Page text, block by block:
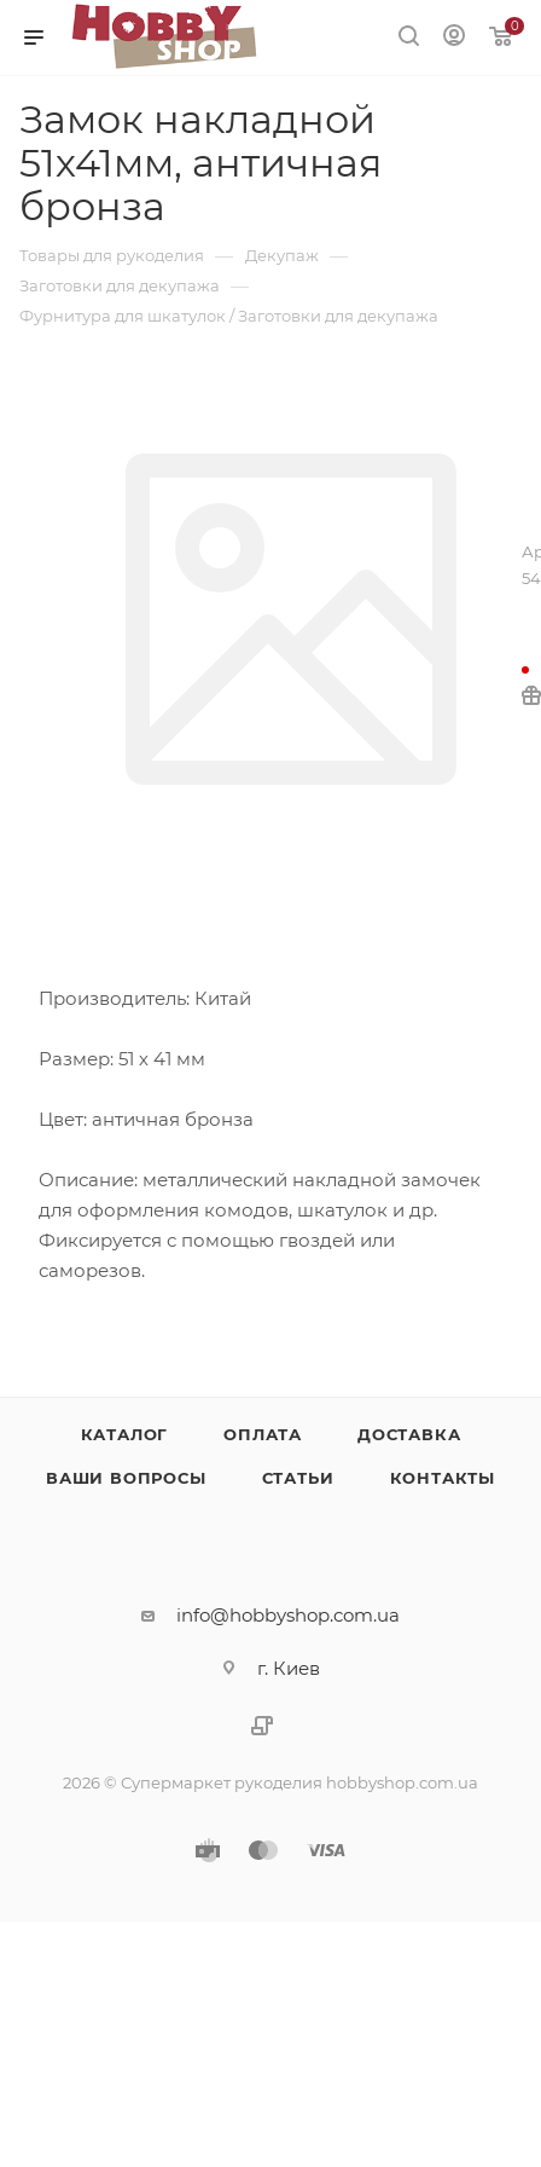
0
Замок накладной
51х41мм, античная
бронза
Товары для рукоделия — Декупаж —
Заготовки для декупажа —
Фурнитура для шкатулок / Заготовки для декупажа
Производитель: Китай
Размер: 51 х 41 мм
Цвет: античная бронза
Описание: металлический накладной замочек
для оформления комодов, шкатулок и др.
Фиксируется с помощью гвоздей или
саморезов.
КАТАЛОГ ОПЛАТА ДОСТАВКА
ВАШИ ВОПРОСЫ СТАТЬИ КОНТАКТЫ
info@hobbyshop.com.ua
г. Киев
2026 © Супермаркет рукоделия hobbyshop.com.ua